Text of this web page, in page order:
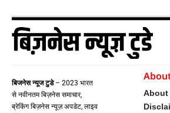
बिजनेस न्यूज टुडे– 2023 भारत
से नवीनतम बिज़नेस समाचार,
ब्रेकिंग बिज़नेस न्यूज़ अपडेट, लाइव
About